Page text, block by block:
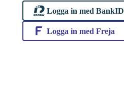
Logga in med BankID
Logga in med Freja